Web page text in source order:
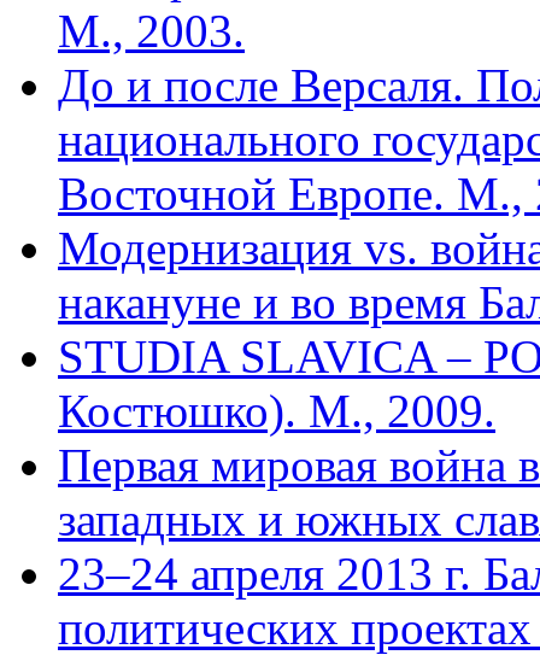
М., 2003.
До и после Версаля.
национального
Восточной Европе. М.,
Модернизация vs.
накануне и во время
STUDIA SLAVICA –
Костюшко). М., 2009.
Первая мировая война
западных и южных
23–24 апреля 2013 г.
политических